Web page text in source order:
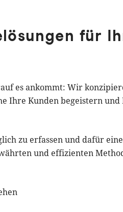
für
es ankommt: Wir
Ihre Kunden begeistern und
zu erfassen und dafür eine
und effizienten